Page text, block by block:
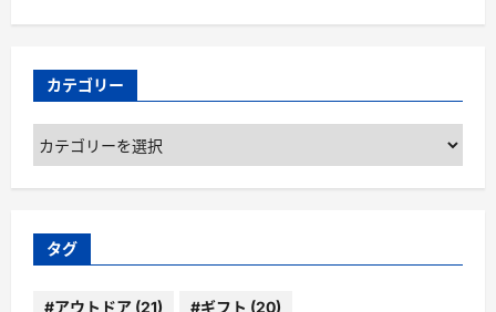
カテゴリー
カ
テ
ゴ
ー
タグ
#アウトドア (21) #ギフト (20)